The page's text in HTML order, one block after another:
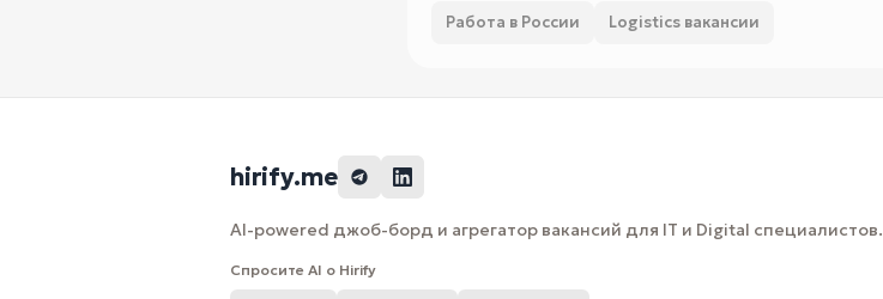
Работа в России Logistics вакансии
hirify.me
AI-powered джоб-борд и агрегатор вакансий для IT и Digital специалистов.
Спросите AI о Hirify